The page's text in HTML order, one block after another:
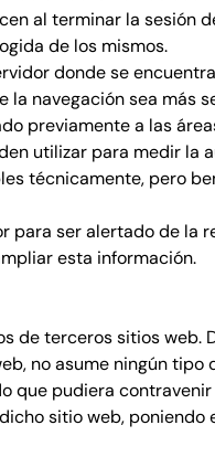
al terminar la sesión
de los mismos.
donde se
navegación sea más
previamente a las
utilizar para medir
técnicamente, pero
para ser alertado de
esta información.
terceros sitios web.
no asume ningún
pudiera
sitio web,